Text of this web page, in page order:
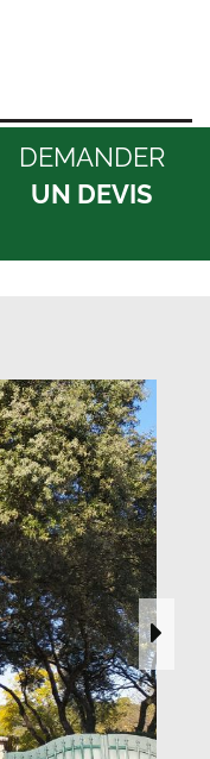
DEMANDER
UN DEVIS